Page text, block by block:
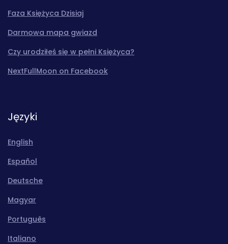
Faza Księżyca Dzisiaj
Darmowa mapa gwiazd
Czy urodziłeś się w pełni Księżyca?
NextFullMoon on Facebook
Języki
English
Español
Deutsche
Magyar
Português
Italiano